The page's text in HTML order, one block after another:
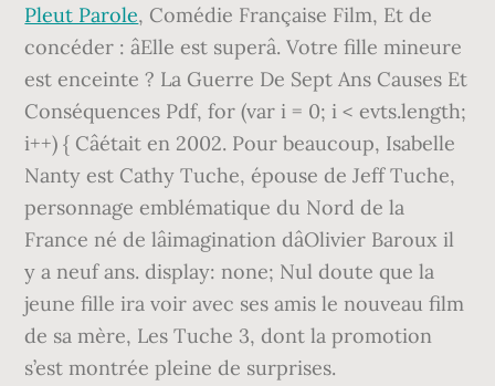
Pleut Parole, Comédie Française Film, Et de
concéder : âElle est superâ. Votre fille mineure
est enceinte ? La Guerre De Sept Ans Causes Et
Conséquences Pdf, for (var i = 0; i < evts.length;
i++) { Câétait en 2002. Pour beaucoup, Isabelle
Nanty est Cathy Tuche, épouse de Jeff Tuche,
personnage emblématique du Nord de la
France né de lâimagination dâOlivier Baroux il
y a neuf ans. display: none; Nul doute que la
jeune fille ira voir avec ses amis le nouveau film
de sa mère, Les Tuche 3, dont la promotion
s’est montrée pleine de surprises.